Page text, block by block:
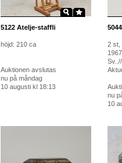
5122 Atelje-staffli
höjd: 210 ca
Auktionen avslutas
nu på måndag
10 augusti kl 18:13
5044
2 st,
Sv..//
nu
10